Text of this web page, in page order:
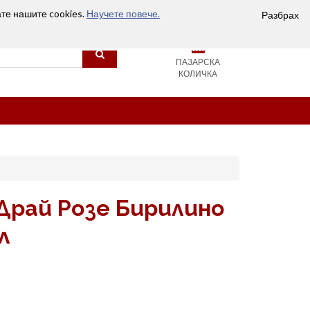
Разбрах
нашите cookies. Научете повече.
ПАЗАРСКА
КОЛИЧКА
Розе Бирилино